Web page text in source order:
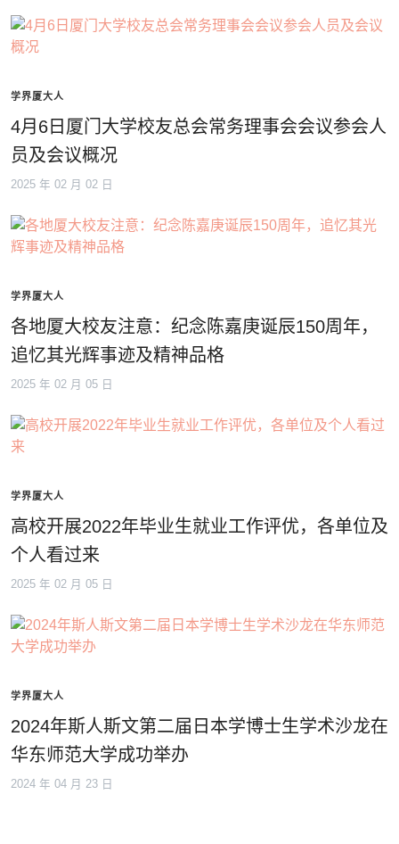
学界厦大人
4月6日厦门大学校友总会常务理事会会议参会人
员及会议概况
2025 年 02 月 02 日
学界厦大人
各地厦大校友注意：纪念陈嘉庚诞辰150周年，
追忆其光辉事迹及精神品格
2025 年 02 月 05 日
学界厦大人
高校开展2022年毕业生就业工作评优，各单位及
个人看过来
2025 年 02 月 05 日
学界厦大人
2024年斯人斯文第二届日本学博士生学术沙龙在
华东师范大学成功举办
2024 年 04 月 23 日